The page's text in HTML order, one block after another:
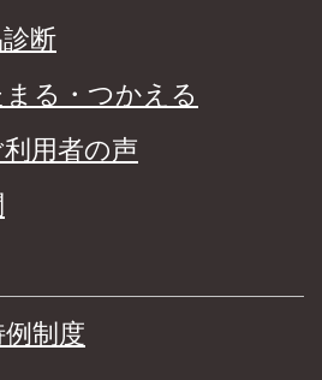
断
まる・つかえる
用者の声
制度